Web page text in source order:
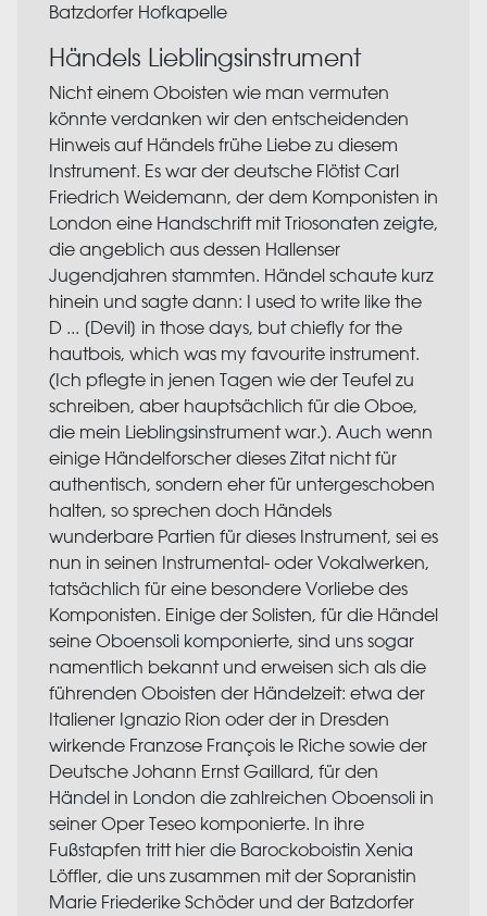
Batzdorfer Hofkapelle
Händels Lieblingsinstrument
Nicht einem Oboisten wie man vermuten
könnte verdanken wir den entscheidenden
Hinweis auf Händels frühe Liebe zu diesem
Instrument. Es war der deutsche Flötist Carl
Friedrich Weidemann, der dem Komponisten in
London eine Handschrift mit Triosonaten zeigte,
die angeblich aus dessen Hallenser
Jugendjahren stammten. Händel schaute kurz
hinein und sagte dann: I used to write like the
D ... [Devil] in those days, but chiefly for the
hautbois, which was my favourite instrument.
(Ich pflegte in jenen Tagen wie der Teufel zu
schreiben, aber hauptsächlich für die Oboe,
die mein Lieblingsinstrument war.). Auch wenn
einige Händelforscher dieses Zitat nicht für
authentisch, sondern eher für untergeschoben
halten, so sprechen doch Händels
wunderbare Partien für dieses Instrument, sei es
nun in seinen Instrumental- oder Vokalwerken,
tatsächlich für eine besondere Vorliebe des
Komponisten. Einige der Solisten, für die Händel
seine Oboensoli komponierte, sind uns sogar
namentlich bekannt und erweisen sich als die
führenden Oboisten der Händelzeit: etwa der
Italiener Ignazio Rion oder der in Dresden
wirkende Franzose François le Riche sowie der
Deutsche Johann Ernst Gaillard, für den
Händel in London die zahlreichen Oboensoli in
seiner Oper Teseo komponierte. In ihre
Fußstapfen tritt hier die Barockoboistin Xenia
Löffler, die uns zusammen mit der Sopranistin
Marie Friederike Schöder und der Batzdorfer